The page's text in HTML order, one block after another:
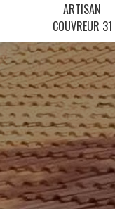
ARTISAN
COUVREUR 31